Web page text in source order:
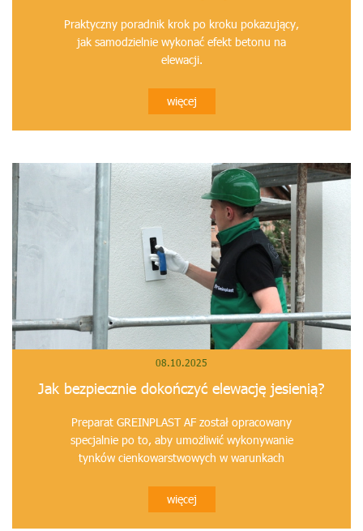
Praktyczny poradnik krok po kroku pokazujący,
jak samodzielnie wykonać efekt betonu na
elewacji.
więcej
08.10.2025
Jak bezpiecznie dokończyć elewację jesienią?
Preparat GREINPLAST AF został opracowany
specjalnie po to, aby umożliwić wykonywanie
tynków cienkowarstwowych w warunkach
więcej